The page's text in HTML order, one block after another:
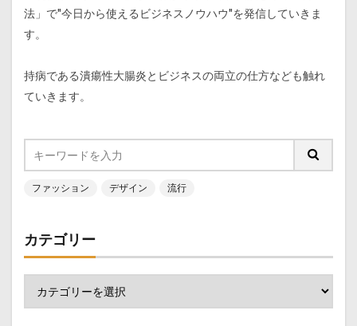
法」で"今日から使えるビジネスノウハウ"を発信していきま
す。
持病である潰瘍性大腸炎とビジネスの両立の仕方なども触れ
ていきます。
ファッション デザイン 流行
カテゴリー